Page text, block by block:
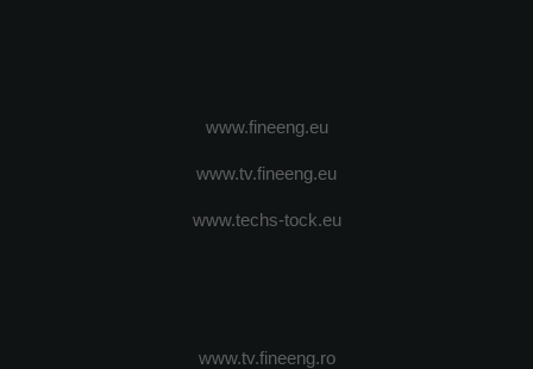
www.fineeng.eu
www.tv.fineeng.eu
www.techs-tock.eu
www.tv.fineeng.ro